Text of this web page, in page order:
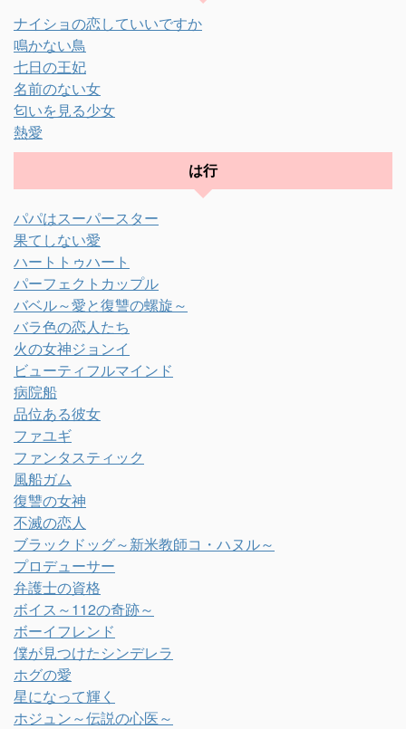
ナイショの恋していいですか
鳴かない鳥
七日の王妃
名前のない女
匂いを見る少女
熱愛
は行
パパはスーパースター
果てしない愛
ハートトゥハート
パーフェクトカップル
バベル～愛と復讐の螺旋～
バラ色の恋人たち
火の女神ジョンイ
ビューティフルマインド
病院船
品位ある彼女
ファユギ
ファンタスティック
風船ガム
復讐の女神
不滅の恋人
ブラックドッグ～新米教師コ・ハヌル～
プロデューサー
弁護士の資格
ボイス～112の奇跡～
ボーイフレンド
僕が見つけたシンデレラ
ホグの愛
星になって輝く
ホジュン～伝説の心医～